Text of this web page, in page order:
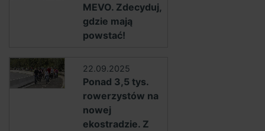
MEVO. Zdecyduj,
gdzie mają
powstać!
22.09.2025
Ponad 3,5 tys.
rowerzystów na
nowej
ekostradzie. Z